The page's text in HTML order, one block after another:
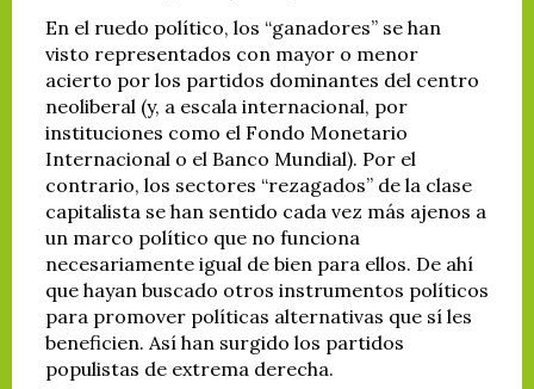
En el ruedo político, los “ganadores” se han
visto representados con mayor o menor
acierto por los partidos dominantes del centro
neoliberal (y, a escala internacional, por
instituciones como el Fondo Monetario
Internacional o el Banco Mundial). Por el
contrario, los sectores “rezagados” de la clase
capitalista se han sentido cada vez más ajenos a
un marco político que no funciona
necesariamente igual de bien para ellos. De ahí
que hayan buscado otros instrumentos políticos
para promover políticas alternativas que sí les
beneficien. Así han surgido los partidos
populistas de extrema derecha.